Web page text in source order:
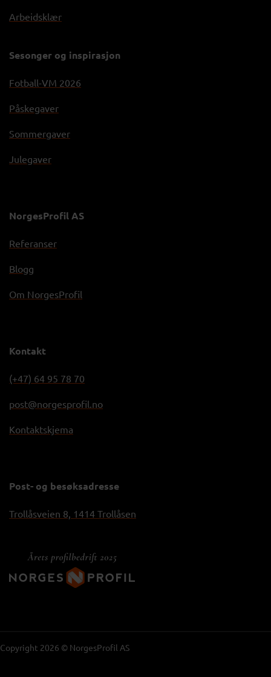
Arbeidsklær
Sesonger og inspirasjon
Fotball-VM 2026
Påskegaver
Sommergaver
Julegaver
NorgesProfil AS
Referanser
Blogg
Om NorgesProfil
Kontakt
(+47) 64 95 78 70
post@norgesprofil.no
Kontaktskjema
Post- og besøksadresse
Trollåsveien 8, 1414 Trollåsen
Copyright 2026 © NorgesProfil AS